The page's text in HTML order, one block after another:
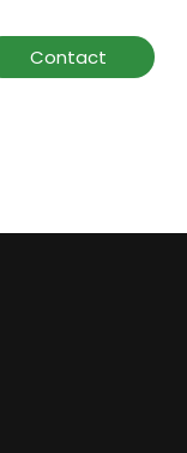
Contact